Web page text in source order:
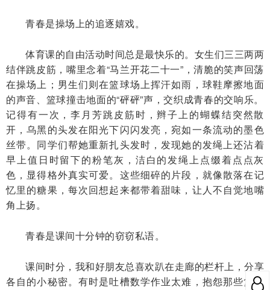
青春是操场上的追逐嬉戏。
体育课的自由活动时间总是最快乐的。女生们三三两两
结伴跳皮筋，嘴里念着“马兰开花二十一”，清脆的笑声回荡
在操场上；男生们则在篮球场上挥汗如雨，球鞋摩擦地面
的声音、篮球撞击地面的“砰砰”声，交织成青春的交响乐。
记得有一次，李月芳跳皮筋时，辫子上的蝴蝶结突然散
开，乌黑的头发在阳光下闪闪发亮，宛如一条流动的墨色
丝带。同学们帮她重新扎头发时，发现她的发绳上还沾着
早上值日时留下的粉笔灰，洁白的发绳上点缀着点点灰
色，显得格外真实可爱。这些细碎的片段，就像散落在记
忆里的糖果，每次回想起来都带着甜味，让人不自觉地嘴
角上扬。
青春是课间十分钟的窃窃私语。
课间时分，我和好朋友总喜欢趴在走廊的栏杆上，分享
各自的小秘密。有时是吐槽数学作业太难，抱怨那些复杂